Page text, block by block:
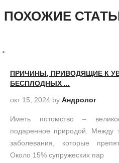
ПОХОЖИЕ
ПРИЧИНЫ, ПРИВОДЯЩИЕ К
БЕСПЛОДНЫХ ...
окт 15, 2024 by Андролог
Иметь потомство –
подаренное природой. Между
заболевания, которые
Около 15% супружеских пар